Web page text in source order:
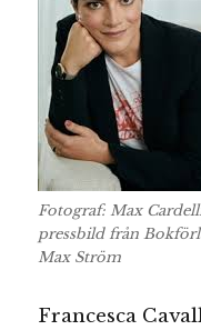
Fotograf: Max
pressbild från
Max Ström
Francesca